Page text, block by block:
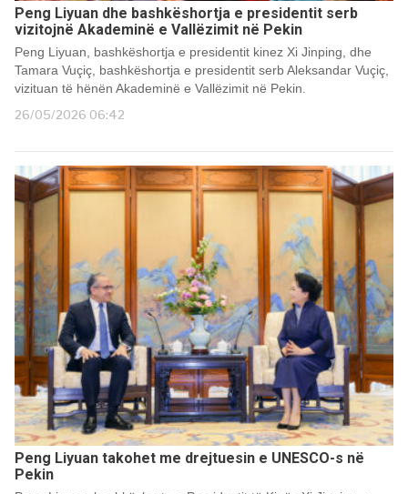
Peng Liyuan dhe bashkëshortja e presidentit serb
vizitojnë Akademinë e Vallëzimit në Pekin
Peng Liyuan, bashkëshortja e presidentit kinez Xi Jinping, dhe
Tamara Vuçiç, bashkëshortja e presidentit serb Aleksandar Vuçiç,
vizituan të hënën Akademinë e Vallëzimit në Pekin.
26/05/2026 06:42
Peng Liyuan takohet me drejtuesin e UNESCO-s në
Pekin